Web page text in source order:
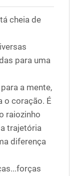
cheia de
para uma
a mente,
o coração. É
raiozinho
trajetória
diferença